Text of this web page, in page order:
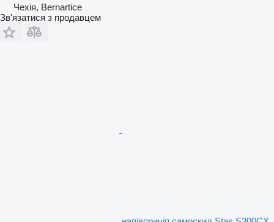
Чехія, Bernartice
Зв'язатися з продавцем